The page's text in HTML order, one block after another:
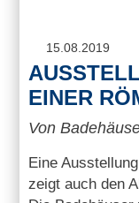
15.08.2019
EINER
Von
Eine
zeigt auch den